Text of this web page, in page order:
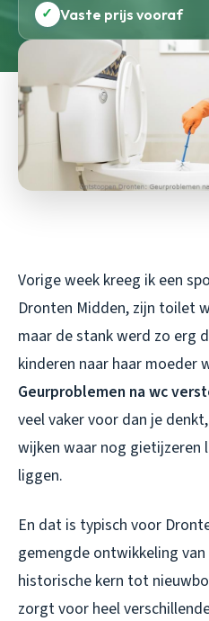
✓ Vaste prijs vooraf
Vorige week kreeg ik een
Dronten Midden, zijn toilet
maar de stank werd zo erg
kinderen naar haar moeder
Geurproblemen na wc
veel vaker voor dan je
wijken waar nog gietijzeren
liggen.
En dat is typisch voor
gemengde ontwikkeling
historische kern tot
zorgt voor heel